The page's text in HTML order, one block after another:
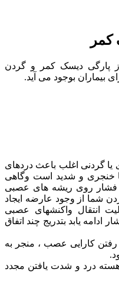
پارگی دیسک کمر و گردن
بیماران بوجود می آید.
یا گردنی اغلب باعث دردهای
خنجری و شدید است وگاهی
روی ریشه های عصبی
شما از وجود عارضه ایجاد
انتقال واکنشهای عصبی
ادامه یابد بتدریج چند اتفاق
کارایی عصب ، منجر به
درد و شدت یافتن مجدد